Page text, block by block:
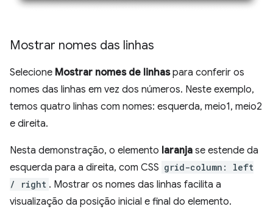
Mostrar nomes das linhas
Selecione Mostrar nomes de linhaspara conferir os
nomes das linhas em vez dos números. Neste exemplo,
temos quatro linhas com nomes: esquerda, meio1, meio2
e direita.
Nesta demonstração, o elemento laranja se estende da
esquerda para a direita, com CSS grid-column: left
/ right . Mostrar os nomes das linhas facilita a
visualização da posição inicial e final do elemento.